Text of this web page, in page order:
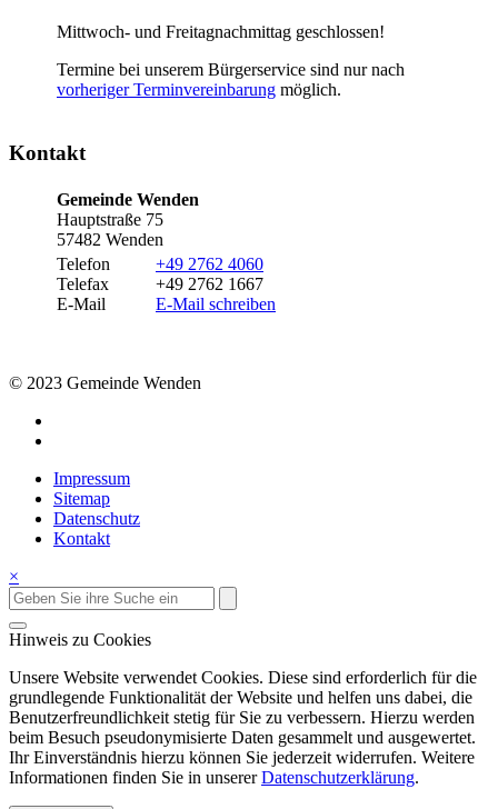
Mittwoch- und Freitagnachmittag geschlossen!
Termine bei unserem Bürgerservice sind nur nach
vorheriger Terminvereinbarung möglich.
Kontakt
Gemeinde Wenden
Hauptstraße 75
57482 Wenden
Telefon
Telefax
E-Mail
+49 2762 4060
+49 2762 1667
E-Mail schreiben
© 2023 Gemeinde Wenden
Impressum
Sitemap
Datenschutz
Kontakt
×
Hinweis zu Cookies
Unsere Website verwendet Cookies. Diese sind erforderlich für die
grundlegende Funktionalität der Website und helfen uns dabei, die
Benutzerfreundlichkeit stetig für Sie zu verbessern. Hierzu werden
beim Besuch pseudonymisierte Daten gesammelt und ausgewertet.
Ihr Einverständnis hierzu können Sie jederzeit widerrufen. Weitere
Informationen finden Sie in unsererDatenschutzerklärung.